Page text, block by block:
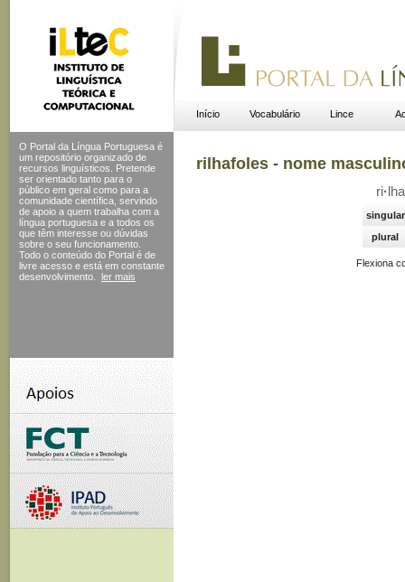
Início Vocabulário Lince
O Portal da Língua Portuguesa é
um repositório organizado de
recursos linguísticos. Pretende
ser orientado tanto para o
público em geral como para a
comunidade científica, servindo
de apoio a quem trabalha com a
língua portuguesa e a todos os
que têm interesse ou dúvidas
sobre o seu funcionamento.
Todo o conteúdo do Portal é de
livre acesso e está em constante
desenvolvimento.
ler mais
rilhafoles - nome
ri· lha
singular
plural
Flexiona